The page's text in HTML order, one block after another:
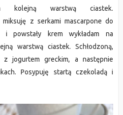
kolejną warstwą ciastek.
miksuję z serkami mascarpone do
i powstały krem wykładam na
warstwą ciastek. Schłodzoną,
z jogurtem greckim, a następnie
Posypuję startą czekoladą i